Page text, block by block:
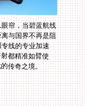
帘，当碧蓝航线
与国界不再是阻
专线的专业加速
射都精准如臂使
传奇之境。